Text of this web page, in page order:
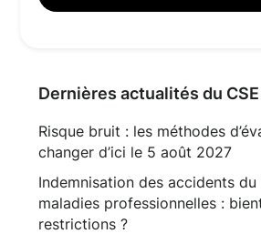
Dernières actualités du CSE
Risque bruit : les méthodes
changer d’ici le 5 août 2027
Indemnisation des accidents
maladies professionnelles :
restrictions ?